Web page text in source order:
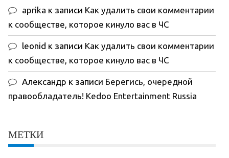
aprika к записи Как удалить свои комментарии
к сообществе, которое кинуло вас в ЧС
leonid к записи Как удалить свои комментарии
к сообществе, которое кинуло вас в ЧС
Александр к записи Берегись, очередной
правообладатель! Kedoo Entertainment Russia
МЕТКИ